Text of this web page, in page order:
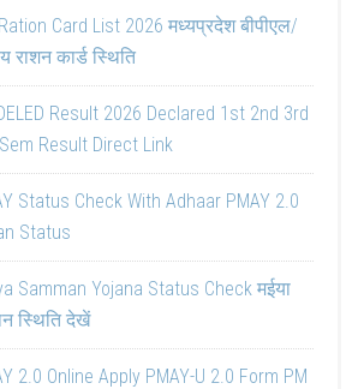
Card List 2026 मध्यप्रदेश बीपीएल/
राशन कार्ड स्थिति
Result 2026 Declared 1st 2nd 3rd
Result Direct Link
Status Check With Adhaar PMAY 2.0
Status
Samman Yojana Status Check मईया
स्थिति देखें
2.0 Online Apply PMAY-U 2.0 Form PM